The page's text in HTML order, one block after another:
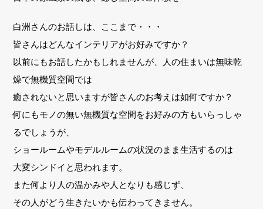
白洲さんのお話しは、ここまで・・・
皆さんはどんなインテリアがお好みですか？
以前にもお話したかもしれませんが、人の住まいは無味乾
燥で無機質空間では
癒されないと思いますが皆さんのお考えは如何ですか？
何にもモノの無い無機質な空間をお好みの方もいらっしゃ
るでしょうが、
ショールームやモデルルームの状況のまま生活するのは
大変シンドイと思われます。
また何より人の温かみや人となりも感じず、
その人がどう生きたいかも伝わってきません。